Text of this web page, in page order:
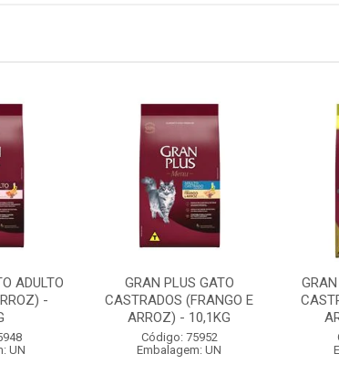
ADULTO
-
UN
GRAN PLUS GATO
CASTRADOS (FRANGO E
ARROZ) - 10,1KG
Código: 75952
Embalagem: UN